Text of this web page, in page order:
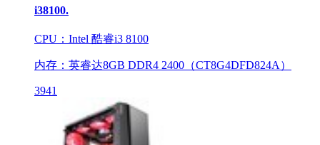
i38100.
CPU：Intel 酷睿i3 8100
内存：英睿达8GB DDR4 2400（CT8G4DFD824A）
3941